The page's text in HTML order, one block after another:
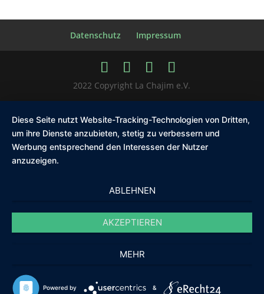
Datenschutz Impressum
2022 Copyright La Chajim e.V.
Diese Seite nutzt Website-Tracking-Technologien von Dritten,
um ihre Dienste anzubieten, stetig zu verbessern und
Werbung entsprechend den Interessen der Nutzer
anzuzeigen.
ABLEHNEN
AKZEPTIEREN
MEHR
Powered by &